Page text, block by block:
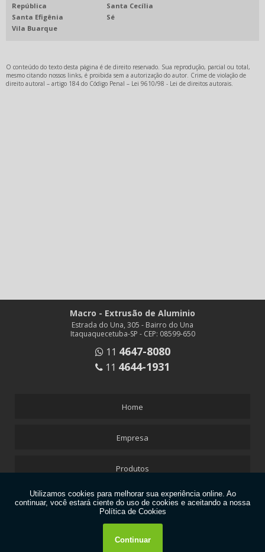
PREÇO DE BARRA CHATA DE ALUMINIO
TUBO DE ALUMINIO PREÇO
TUBO DE ALUMINIO RETANGULAR
TUBO DE ALUMINIO RETANGULAR INDUSTRIAL
República
Santa Cecília
Santa Efigênia
Sé
Vila Buarque
O conteúdo do texto desta página é de direito reservado. Sua reprodução, parcial ou total,
mesmo citando nossos links, é proibida sem a autorização do autor. Crime de violação de
direito autoral – artigo 184 do Código Penal – Lei 9610/98 - Lei de direitos autorais
Macro - Extrusão de Aluminio
Estrada do Una, 305 - Bairro do Una
Itaquaquecetuba-SP - CEP: 08599-650
11 4647-8080
11 4644-1931
Home
Empresa
Produtos
Clientes